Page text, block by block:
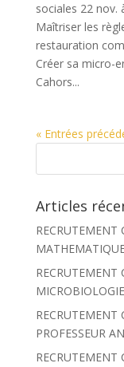
sociales 22 nov.
Maîtriser les
restauration
Créer sa micro-
Cahors...
« Entrées
c
e
c
h
r
:
Articles
RECRUTEMENT
RECRUTEMENT
RECRUTEMENT
PROFESSEUR
RECRUTEMENT